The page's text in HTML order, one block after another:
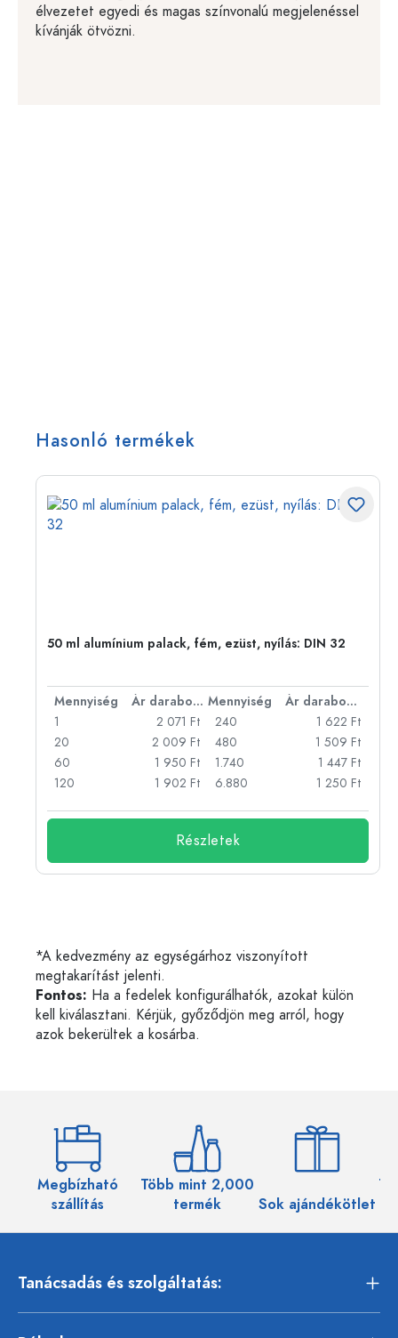
élvezetet egyedi és magas színvonalú megjelenéssel
kívánják ötvözni.
Hasonló termékek
50 ml alumínium palack, fém, ezüst, nyílás: DIN 32
Mennyiség Ár darabonként Mennyiség
Ár darabonként
1
2 071 Ft
20
2 009 Ft
60
1 950 Ft
120
1 902 Ft
240
1 622 Ft
480
1 509 Ft
1.740
1 447 Ft
6.880
1 250 Ft
Részletek
*A kedvezmény az egységárhoz viszonyított
megtakarítást jelenti.
Fontos: Ha a fedelek konfigurálhatók, azokat külön
kell kiválasztani. Kérjük, győződjön meg arról, hogy
azok bekerültek a kosárba.
Megbízható
szállítás
Több mint 2,000
termék
Sok ajándékötlet
Tanácsadás és szolgáltatás: